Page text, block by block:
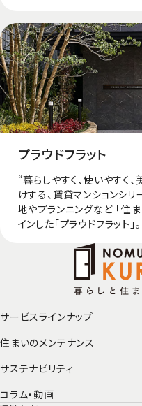
プラウドフラット
“暮らしやすく、使いやすく
けする、賃貸マンションシ
地やプランニングなど 「住
インした「プラウドフラット」。
サービスラインナップ
住まいのメンテナンス
サステナビリティ
コラム・動画